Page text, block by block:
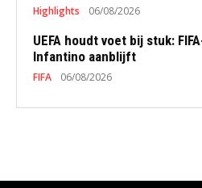
Highlights 06/08/2026
UEFA houdt voet bij stuk:
Infantino aanblijft
FIFA 06/08/2026